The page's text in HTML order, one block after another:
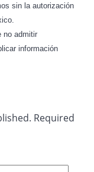
sin la autorización
no admitir
información
Required